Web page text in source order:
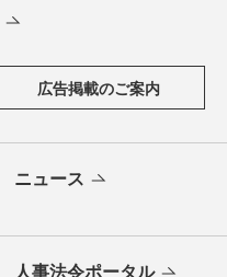
広告掲載のご案内
ニュース
人事法令ポータル